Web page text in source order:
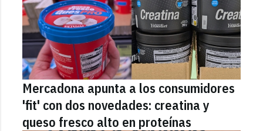
Mercadona apunta a los consumidores
'fit' con dos novedades: creatina y
queso fresco alto en proteínas